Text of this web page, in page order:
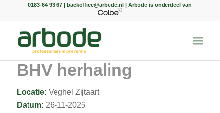
0183-64 93 67 | backoffice@arbode.nl | Arbode is onderdeel van
BHV herhaling
Locatie: Veghel Zijtaart
Datum: 26-11-2026